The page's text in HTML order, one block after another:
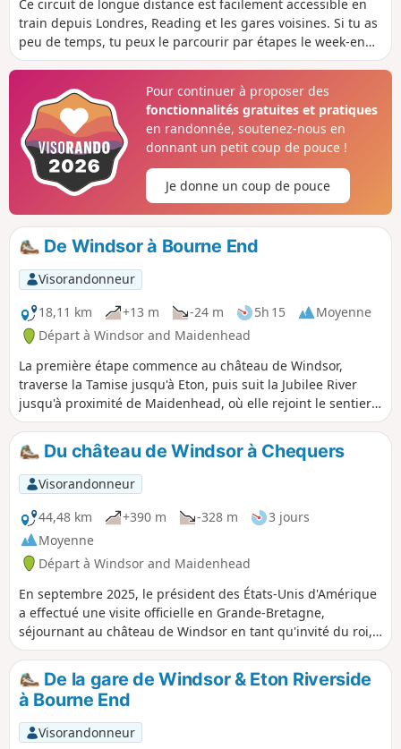
Ce circuit de longue distance est facilement accessible en
train depuis Londres, Reading et les gares voisines. Si tu as
peu de temps, tu peux le parcourir par étapes le week-end
et les jours fériés, en passant une ou deux nuits sur place.
avec des vallées fluviales, des collines crayeuses, des forêts
de conifères, des landes rares et des bois de hêtres
recouverts de jacinthes au printemps.
Pour continuer à proposer des
fonctionnalités gratuites et pratiques
en randonnée, soutenez-nous en
donnant un petit coup de pouce !
Je donne un coup de pouce
De Windsor à Bourne End
Visorandonneur
18,11 km
+13 m -24 m 5h 15
Moyenne
Départ à Windsor and Maidenhead
La première étape commence au château de Windsor,
traverse la Tamise jusqu'à Eton, puis suit la Jubilee River
jusqu'à proximité de Maidenhead, où elle rejoint le sentier
national Thames Path jusqu'à Bourne End. À ce stade,
continuez vers la deuxième étape jusqu'à High
Wycombe.Vous pouvez également prendre le bus régulier
(37) pour retourner à Windsor, ou prendre le train jusqu'à
Maidenhead pour rejoindre les lignes Great Western et
Elizabeth.
Du château de Windsor à Chequers
Visorandonneur
44,48 km
+390 m -328 m
3 jours
Moyenne
Départ à Windsor and Maidenhead
En septembre 2025, le président des États-Unis d'Amérique
a effectué une visite officielle en Grande-Bretagne,
séjournant au château de Windsor en tant qu'invité du roi,
puis se rendant à Chequers, la résidence officielle de
campagne, pour rencontrer le Premier ministre. Il y a 32 km
à vol d'oiseau entre Windsor et Chequers, mais 40 km à pied
entre les deux.
De la gare de Windsor & Eton Riverside
à Bourne End
Visorandonneur